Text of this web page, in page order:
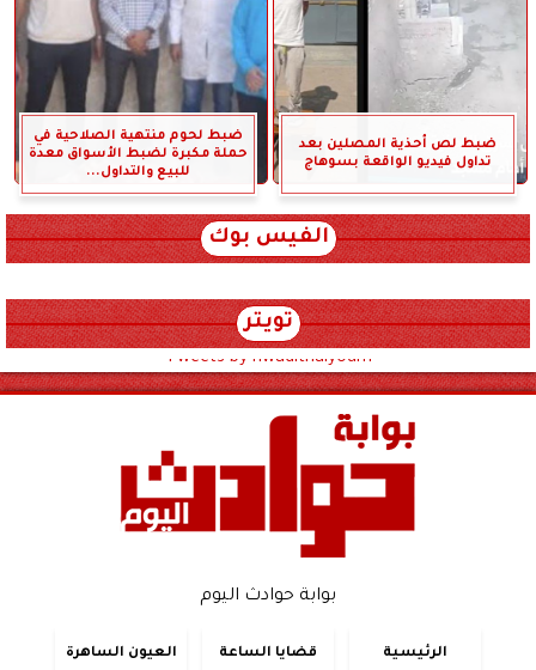
ضبط لص أحذية المصلين بعد
تداول فيديو الواقعة بسوهاج
ضبط لحوم منتهية الصلاحية في
حملة مكبرة لضبط الأسواق معدة
للبيع والتداول...
الفيس بوك
تويتر
Tweets by hwadithalyoum
بوابة حوادث اليوم
الرئيسية قضايا الساعة العيون الساهرة